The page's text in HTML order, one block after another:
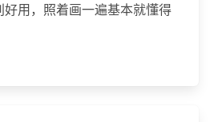
好用，照着画一遍基本就懂得